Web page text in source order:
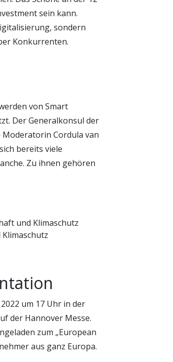
sein kann.
sondern
Konkurrenten.
von Smart
Der Generalkonsul der
Cordula van
bereits viele
Zu ihnen gehören
und Klimaschutz
um 17 Uhr in der
der Hannover Messe.
zum „European
aus ganz Europa.